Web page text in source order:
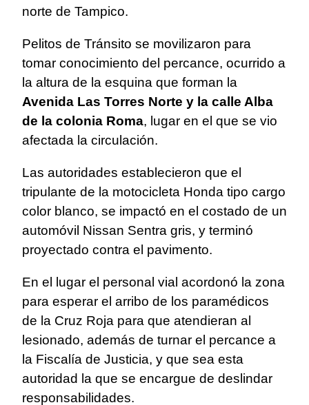
norte de Tampico.
Pelitos de Tránsito se movilizaron para
tomar conocimiento del percance, ocurrido a
la altura de la esquina que forman la
Avenida Las Torres Norte y la calle Alba
de la colonia Roma, lugar en el que se vio
afectada la circulación.
Las autoridades establecieron que el
tripulante de la motocicleta Honda tipo cargo
color blanco, se impactó en el costado de un
automóvil Nissan Sentra gris, y terminó
proyectado contra el pavimento.
En el lugar el personal vial acordonó la zona
para esperar el arribo de los paramédicos
de la Cruz Roja para que atendieran al
lesionado, además de turnar el percance a
la Fiscalía de Justicia, y que sea esta
autoridad la que se encargue de deslindar
responsabilidades.